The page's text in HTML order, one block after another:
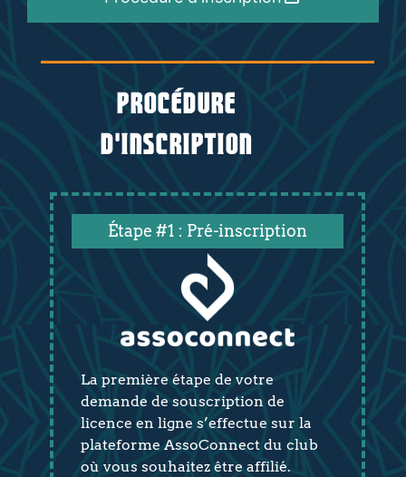
Procédure
d'inscription
Étape #1 : Pré-inscription
La première étape de votre
demande de souscription de
licence en ligne s’effectue sur la
plateforme AssoConnect du club
où vous souhaitez être affilié.